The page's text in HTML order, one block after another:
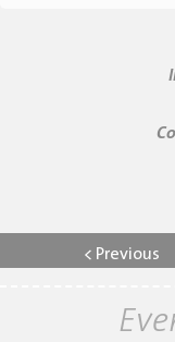
< Previous